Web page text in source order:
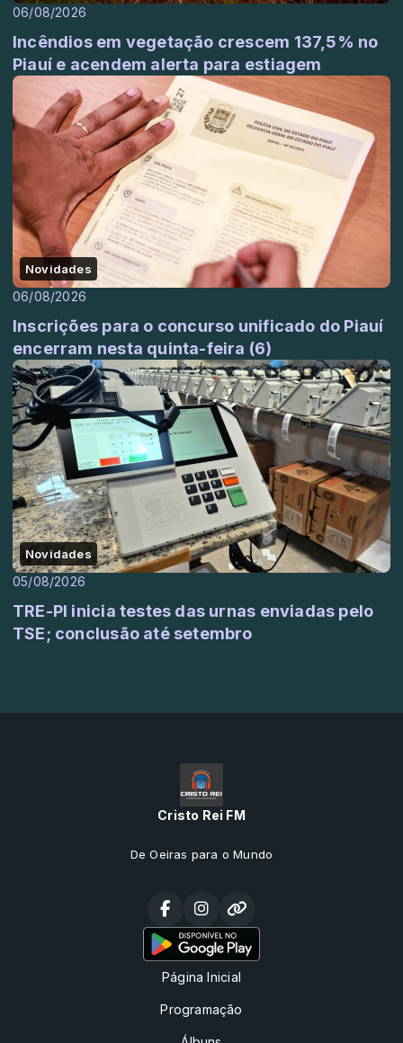
06/08/2026
Incêndios em vegetação crescem 137,5% no
Piauí e acendem alerta para estiagem
Novidades
06/08/2026
Inscrições para o concurso unificado do Piauí
encerram nesta quinta-feira (6)
Novidades
05/08/2026
TRE-PI inicia testes das urnas enviadas pelo
TSE; conclusão até setembro
Cristo Rei FM
De Oeiras para o Mundo
Página Inicial
Programação